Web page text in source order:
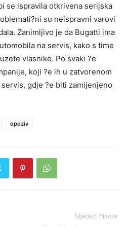
se ispravila otkrivena serijska
su neispravni varovi
Zanimljivo je da Bugatti ima
na servis, kako s time
vlasnike. Po svaki ?e
koji ?e ih u zatvorenom
gdje ?e biti zamijenjeno
opoziv
Sljedeći članak